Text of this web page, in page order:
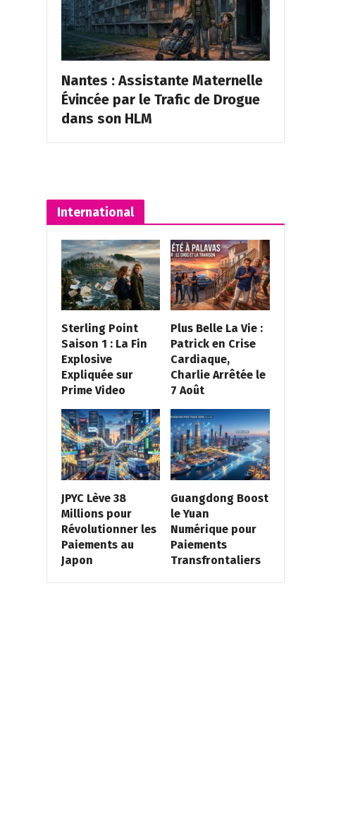
Nantes : Assistante Maternelle
Évincée par le Trafic de Drogue
dans son HLM
International
Sterling Point
Saison 1 : La Fin
Explosive
Expliquée sur
Prime Video
Plus Belle La Vie :
Patrick en Crise
Cardiaque,
Charlie Arrêtée le
7 Août
JPYC Lève 38
Millions pour
Révolutionner les
Paiements au
Japon
Guangdong Boost
le Yuan
Numérique pour
Paiements
Transfrontaliers